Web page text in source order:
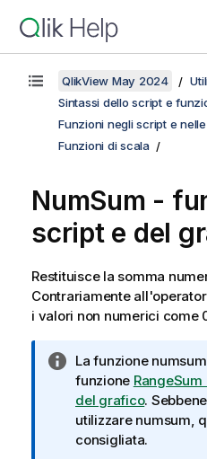
QlikView May 2024
Sintassi dello script e
Funzioni negli script e
Funzioni di scala
NumSum -
script e del
Restituisce la somma
Contrariamente
i valori non numerici come
N
o
t
a
i
La funzione numsum
funzione
del grafico.
utilizzare numsum,
consigliata.